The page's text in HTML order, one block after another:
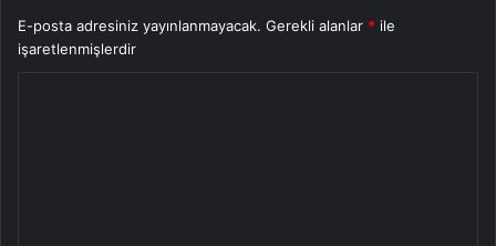
E-posta adresiniz yayınlanmayacak. Gerekli alanlar * ile
işaretlenmişlerdir